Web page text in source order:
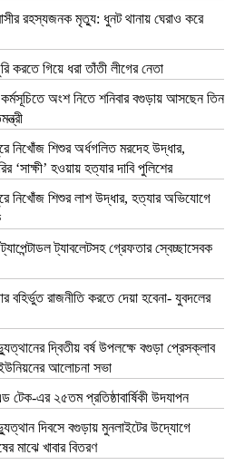
রহস্যজনক মৃত্যু: ধুনট থানায় ঘেরাও করে
করতে গিয়ে ধরা তাঁতী লীগের নেতা
অংশ নিতে শনিবার বগুড়ায় আসছেন তিন
নিখোঁজ শিশুর অর্ধগলিত মরদেহ উদ্ধার,
‘সাক্ষী’ হওয়ায় হত্যার দাবি পুলিশের
নিখোঁজ শিশুর লাশ উদ্ধার, হত্যার অভিযোগে
ট্যাবলেটসহ গ্রেফতার স্বেচ্ছাসেবক
বহির্ভুত রাজনীতি করতে দেয়া হবেনা- যুবদলের
দ্বিতীয় বর্ষ উপলক্ষে বগুড়া প্রেসক্লাব
আলোচনা সভা
টেক-এর ২৫তম প্রতিষ্ঠাবার্ষিকী উদযাপন
দিবসে বগুড়ায় মুনলাইটের উদ্যোগে
মাঝে খাবার বিতরণ